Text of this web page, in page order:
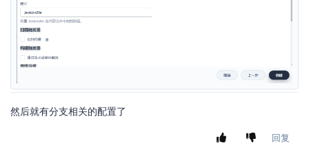
然后就有分支相关的配置了
回复